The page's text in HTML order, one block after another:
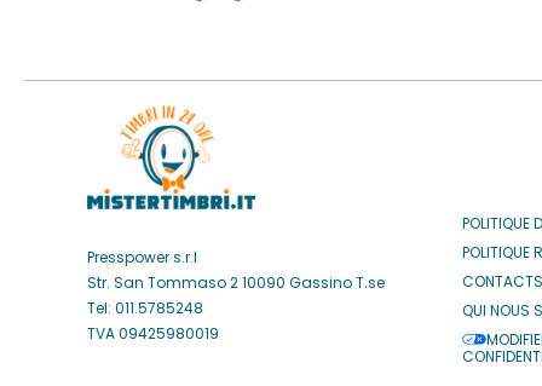
Presspower s.r.l
Str. San Tommaso 2 10090 Gassino T.se
Tel: 011.5785248
TVA 09425980019
POLITIQUE
POLITIQUE
CONTACTS
QUI NOUS